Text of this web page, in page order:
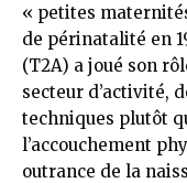
« petites
de périnatalité en
(T2A) a joué son
secteur d’activité,
techniques plutôt
l’accouchement
outrance de la